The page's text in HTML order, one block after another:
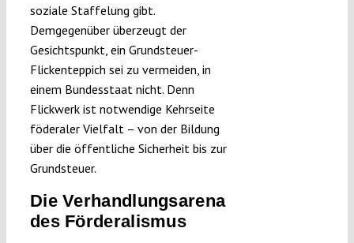
soziale Staffelung gibt.
Demgegenüber überzeugt der
Gesichtspunkt, ein Grundsteuer-
Flickenteppich sei zu vermeiden, in
einem Bundesstaat nicht. Denn
Flickwerk ist notwendige Kehrseite
föderaler Vielfalt – von der Bildung
über die öffentliche Sicherheit bis zur
Grundsteuer.
Die Verhandlungsarena
des Förderalismus